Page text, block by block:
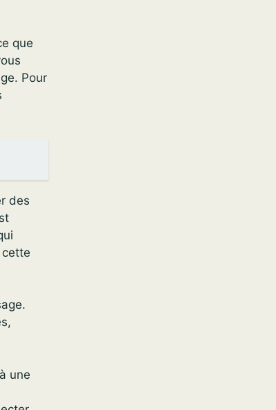
que
Pour
des
cette
une